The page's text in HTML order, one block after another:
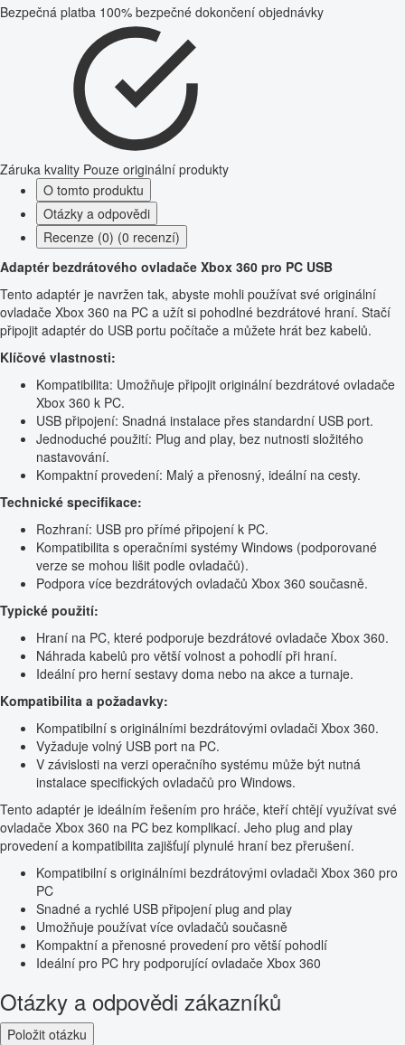
Bezpečná platba 100% bezpečné dokončení objednávky
Záruka kvality Pouze originální produkty
O tomto produktu
Otázky a odpovědi
Recenze (0) (0 recenzí)
Adaptér bezdrátového ovladače Xbox 360 pro PC USB
Tento adaptér je navržen tak, abyste mohli používat své originální
ovladače Xbox 360 na PC a užít si pohodlné bezdrátové hraní. Stačí
připojit adaptér do USB portu počítače a můžete hrát bez kabelů.
Klíčové vlastnosti:
Kompatibilita: Umožňuje připojit originální bezdrátové ovladače
Xbox 360 k PC.
USB připojení: Snadná instalace přes standardní USB port.
Jednoduché použití: Plug and play, bez nutnosti složitého
nastavování.
Kompaktní provedení: Malý a přenosný, ideální na cesty.
Technické specifikace:
Rozhraní: USB pro přímé připojení k PC.
Kompatibilita s operačními systémy Windows (podporované
verze se mohou lišit podle ovladačů).
Podpora více bezdrátových ovladačů Xbox 360 současně.
Typické použití:
Hraní na PC, které podporuje bezdrátové ovladače Xbox 360.
Náhrada kabelů pro větší volnost a pohodlí při hraní.
Ideální pro herní sestavy doma nebo na akce a turnaje.
Kompatibilita a požadavky:
Kompatibilní s originálními bezdrátovými ovladači Xbox 360.
Vyžaduje volný USB port na PC.
V závislosti na verzi operačního systému může být nutná
instalace specifických ovladačů pro Windows.
Tento adaptér je ideálním řešením pro hráče, kteří chtějí využívat své
ovladače Xbox 360 na PC bez komplikací. Jeho plug and play
provedení a kompatibilita zajišťují plynulé hraní bez přerušení.
Kompatibilní s originálními bezdrátovými ovladači Xbox 360 pro
PC
Snadné a rychlé USB připojení plug and play
Umožňuje používat více ovladačů současně
Kompaktní a přenosné provedení pro větší pohodlí
Ideální pro PC hry podporující ovladače Xbox 360
Otázky a odpovědi zákazníků
Položit otázku